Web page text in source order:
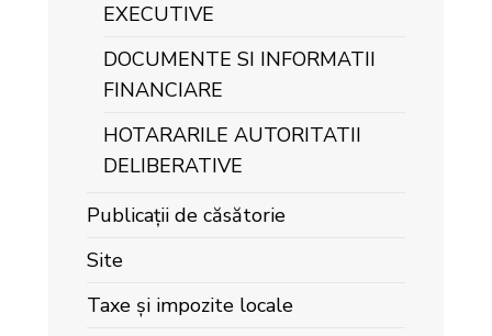
EXECUTIVE
DOCUMENTE SI INFORMATII
FINANCIARE
HOTARARILE AUTORITATII
DELIBERATIVE
Publicații de căsătorie
Site
Taxe și impozite locale